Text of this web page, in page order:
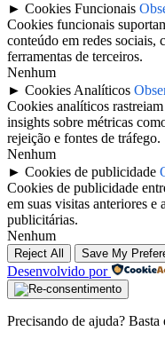
► Cookies Funcionais
Cookies funcionais
conteúdo em redes sociais,
ferramentas de terceiros.
Nenhum
► Cookies Analíticos
Cookies analíticos
insights sobre métricas
rejeição e fontes de tráfego.
Nenhum
► Cookies de publicidade
Cookies de publicidade
em suas visitas anteriores e
publicitárias.
Nenhum
Reject All Save My
Desenvolvido por
Precisando de ajuda?